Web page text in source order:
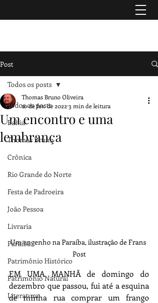
Post
Todos os posts
Bahia
Thomas Bruno
Crônica
Rio Grande do Norte
Festa de Padroeira
João Pessoa
Livraria
Paraíba
Patrimônio Histórico
Patrimônio Natural
Literatura
Todos os posts
Um encontro e uma
lembrança
Thomas Bruno Oliveira
10 de fev. de 2022 3 min de leitura
Um engenho na Paraíba, ilustração de Frans
Post
EM UMA MANHÃ de domingo do
dezembro que passou, fui até a esquina
de minha rua comprar um frango